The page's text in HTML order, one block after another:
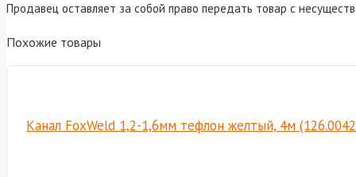
Продавец оставляет за собой право передать товар с
Похожие товары
Канал FoxWeld 1,2-1,6мм тефлон желтый, 4м